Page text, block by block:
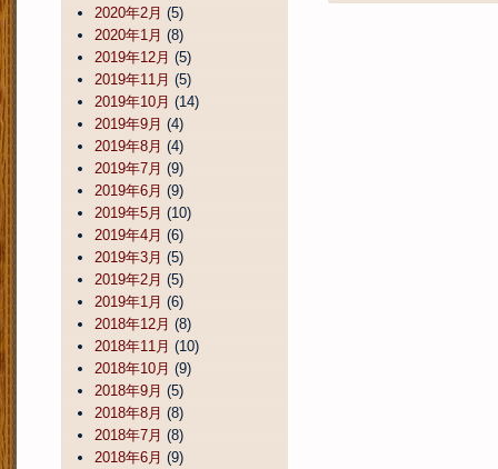
2020年2月 (5)
2020年1月 (8)
2019年12月 (5)
2019年11月 (5)
2019年10月 (14)
2019年9月 (4)
2019年8月 (4)
2019年7月 (9)
2019年6月 (9)
2019年5月 (10)
2019年4月 (6)
2019年3月 (5)
2019年2月 (5)
2019年1月 (6)
2018年12月 (8)
2018年11月 (10)
2018年10月 (9)
2018年9月 (5)
2018年8月 (8)
2018年7月 (8)
2018年6月 (9)